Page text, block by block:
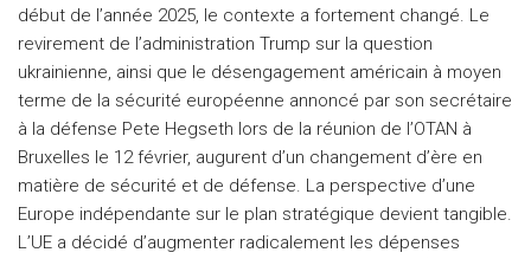
début de l’année 2025, le contexte a fortement changé. Le
revirement de l’administration Trump sur la question
ukrainienne, ainsi que le désengagement américain à moyen
terme de la sécurité européenne annoncé par son secrétaire
à la défense Pete Hegseth lors de la réunion de l’OTAN à
Bruxelles le 12 février, augurent d’un changement d’ère en
matière de sécurité et de défense. La perspective d’une
Europe indépendante sur le plan stratégique devient tangible.
L’UE a décidé d’augmenter radicalement les dépenses